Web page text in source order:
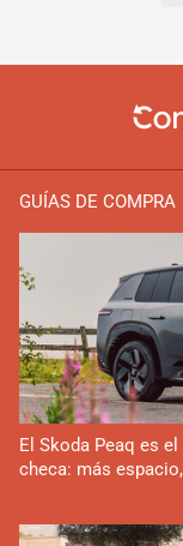
GUÍAS DE COMPRA
El Skoda Peaq es
checa: más